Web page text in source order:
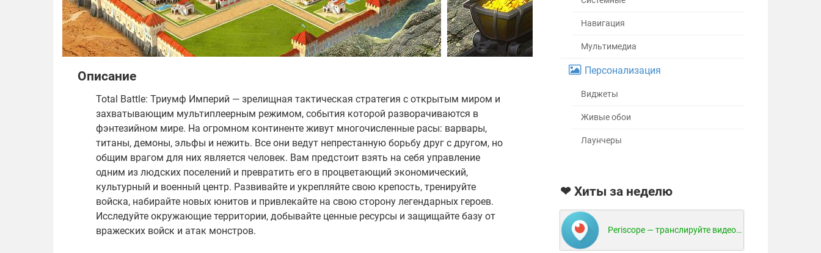
Описание
Total Battle: Триумф Империй — зрелищная тактическая стратегия с открытым миром и
захватывающим мультиплеерным режимом, события которой разворачиваются в
фэнтезийном мире. На огромном континенте живут многочисленные расы: варвары,
титаны, демоны, эльфы и нежить. Все они ведут непрестанную борьбу друг с другом, но
общим врагом для них является человек. Вам предстоит взять на себя управление
одним из людских поселений и превратить его в процветающий экономический,
культурный и военный центр. Развивайте и укрепляйте свою крепость, тренируйте
войска, набирайте новых юнитов и привлекайте на свою сторону легендарных героев.
Исследуйте окружающие территории, добывайте ценные ресурсы и защищайте базу от
вражеских войск и атак монстров.
Навигация
Мультимедиа
Персонализация
Виджеты
Живые обои
Лаунчеры
❤ Хиты за неделю
Periscope — транслируйте видео в реальном времени!